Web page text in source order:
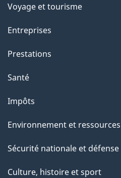
a
g
"
Voyage et tourisme
Entreprises
Prestations
Santé
Impôts
Environnement et
Sécurité nationale et défense
Culture, histoire et sport